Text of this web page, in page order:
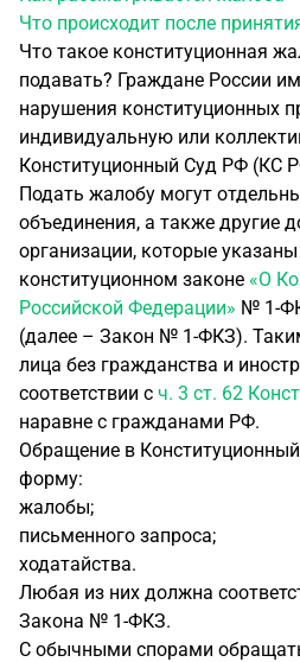
Что происходит после
Что такое конституционная
подавать? Граждане России
нарушения конституционных
индивидуальную или
Конституционный Суд РФ (КС
Подать жалобу могут
объединения, а также другие
организации, которые
конституционном законе «О
Российской Федерации» № 1-
(далее – Закон № 1-ФКЗ).
лица без гражданства и
соответствии с ч. 3 ст. 62
наравне с гражданами РФ.
Обращение в
форму:
жалобы;
письменного запроса;
ходатайства.
Любая из них должна
Закона № 1-ФКЗ.
С обычными спорами